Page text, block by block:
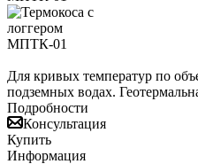
Для кривых температур по
подземных водах.
Подробности
Консультация
Купить
Информация